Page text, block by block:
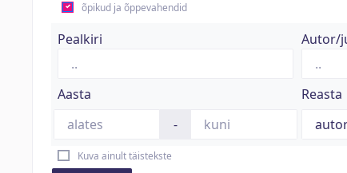
õpikud ja õppevahendid
Pealkiri Autor/
Aasta
-
Reasta
Kuva ainult täistekste